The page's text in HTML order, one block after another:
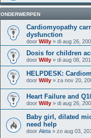
ONDERWERPEN
Cardiomyopathy
dysfunction
door Willy » di aug 26,
Dosis for children
door Willy » di aug 08,
HELPDESK:
door Willy » za nov 20,
Heart Failure and
door Willy » di aug 26,
Baby girl, dilated
need help
door Aleta » zo aug 03,